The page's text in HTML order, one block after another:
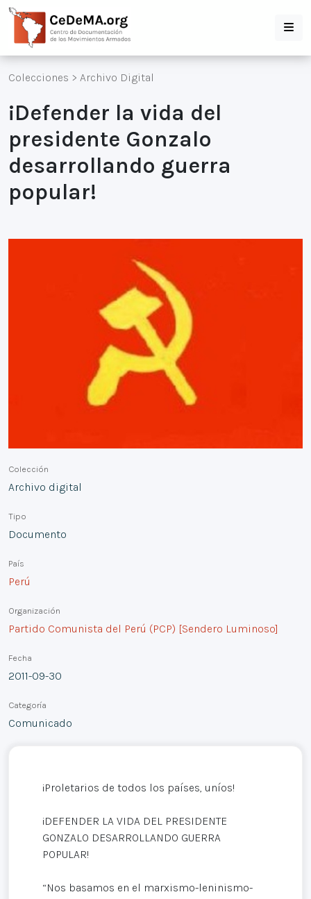
Colecciones > Archivo Digital
¡Defender la vida del
presidente Gonzalo
desarrollando guerra
popular!
Colección
Archivo digital
Tipo
Documento
País
Perú
Organización
Partido Comunista del Perú (PCP) [Sendero Luminoso]
Fecha
2011-09-30
Categoría
Comunicado
¡Proletarios de todos los países, uníos!
¡DEFENDER LA VIDA DEL PRESIDENTE
GONZALO DESARROLLANDO GUERRA
POPULAR!
“Nos basamos en el marxismo-leninismo-